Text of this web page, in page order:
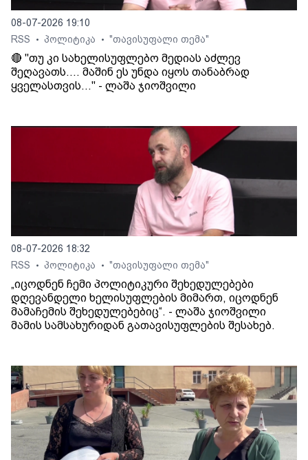
08-07-2026 19:10
RSS
• პოლიტიკა • "თავისუფალი თემა"
🔴 "თუ კი სახელისუფლებო მედიას აძლევ
შეღავათს.... მაშინ ეს უნდა იყოს თანაბრად
ყველასთვის..." - ლაშა ჯიოშვილი
08-07-2026 18:32
RSS
• პოლიტიკა • "თავისუფალი თემა"
„იცოდნენ ჩემი პოლიტიკური შეხედულებები
დღევანდელი ხელისუფლების მიმართ, იცოდნენ
მამაჩემის შეხედულებებიც“. - ლაშა ჯიოშვილი
მამის სამსახურიდან გათავისუფლების შესახებ.